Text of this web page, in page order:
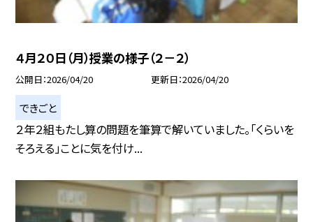
４月２０日（月）授業の様子（２－２）
公開日 2026/04/20 更新日 2026/04/20
できごと
２年２組もたし算の問題を筆算で解いていました。「くらいを
そろえる」ことに気を付け...